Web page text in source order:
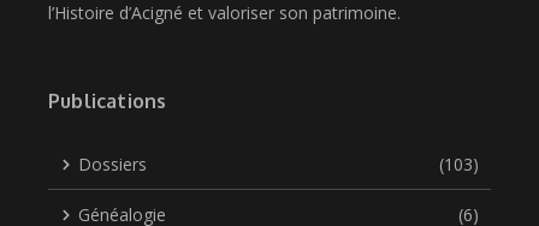
l’Histoire d’Acigné et valoriser son patrimoine.
Publications
Dossiers (103)
Généalogie (6)